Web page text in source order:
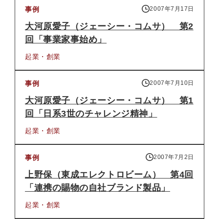
事例 2007年7月17日
大河原愛子（ジェーシー・コムサ） 第2
回「事業家事始め」
起業・創業
事例 2007年7月10日
大河原愛子（ジェーシー・コムサ） 第1
回「日系3世のチャレンジ精神」
起業・創業
事例 2007年7月2日
上野保（東成エレクトロビーム） 第4回
「連携の賜物の自社ブランド製品」
起業・創業